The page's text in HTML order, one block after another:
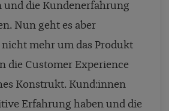
und die Kundenerfahrung
Nun geht es aber
mehr um das Produkt
die Customer Experience
Konstrukt. Kund:innen
Erfahrung haben und die